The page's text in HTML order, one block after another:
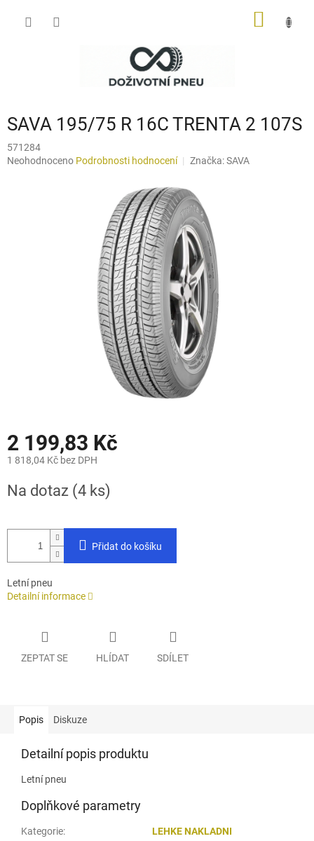
SAVA 195/75 R 16C TRENTA 2 107S
571284
Průměrné
Neohodnoceno Podrobnosti hodnocení Značka:SAVA
2 199,83 Kč
1 818,04 Kč bez DPH
cena:
Na dotaz (4 ks)
Přidat do košíku
Letní pneu
Detailní informace
ZEPTAT SE HLÍDAT SDÍLET
Popis Diskuze
Detailní popis produktu
Letní pneu
Doplňkové parametry
Kategorie:
LEHKE NAKLADNI